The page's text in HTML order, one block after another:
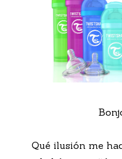
Qué ilusión me